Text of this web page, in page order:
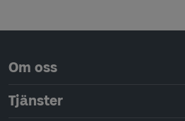
Sidfotsnavigering
Om oss
Tjänster